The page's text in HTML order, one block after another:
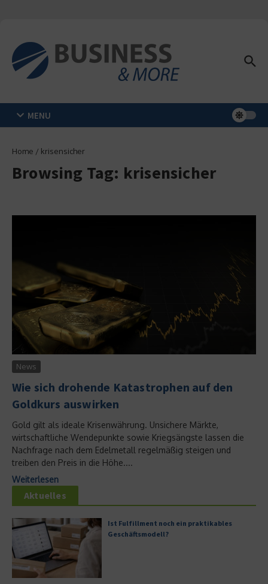
MENU
Home / krisensicher
Browsing Tag: krisensicher
News
Wie sich drohende Katastrophen auf den
Goldkurs auswirken
Gold gilt als ideale Krisenwährung. Unsichere Märkte,
wirtschaftliche Wendepunkte sowie Kriegsängste lassen die
Nachfrage nach dem Edelmetall regelmäßig steigen und
treiben den Preis in die Höhe....
Weiterlesen
Aktuelles
Ist Fulfillment noch ein praktikables
Geschäftsmodell?